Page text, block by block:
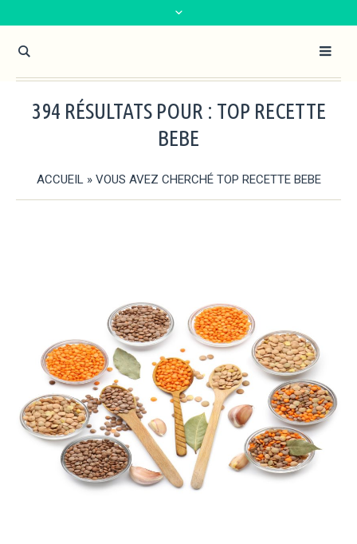
394 RÉSULTATS POUR : TOP RECETTE
BEBE
ACCUEIL» VOUS AVEZ CHERCHÉ TOP RECETTE BEBE